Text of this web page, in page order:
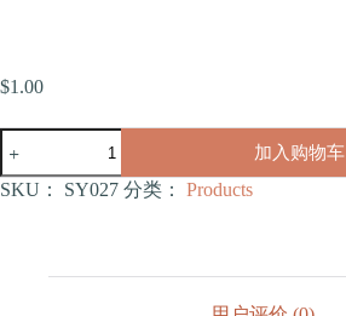
$1.00
物
玩
加入购物车
SKU： SY027 分类： Products